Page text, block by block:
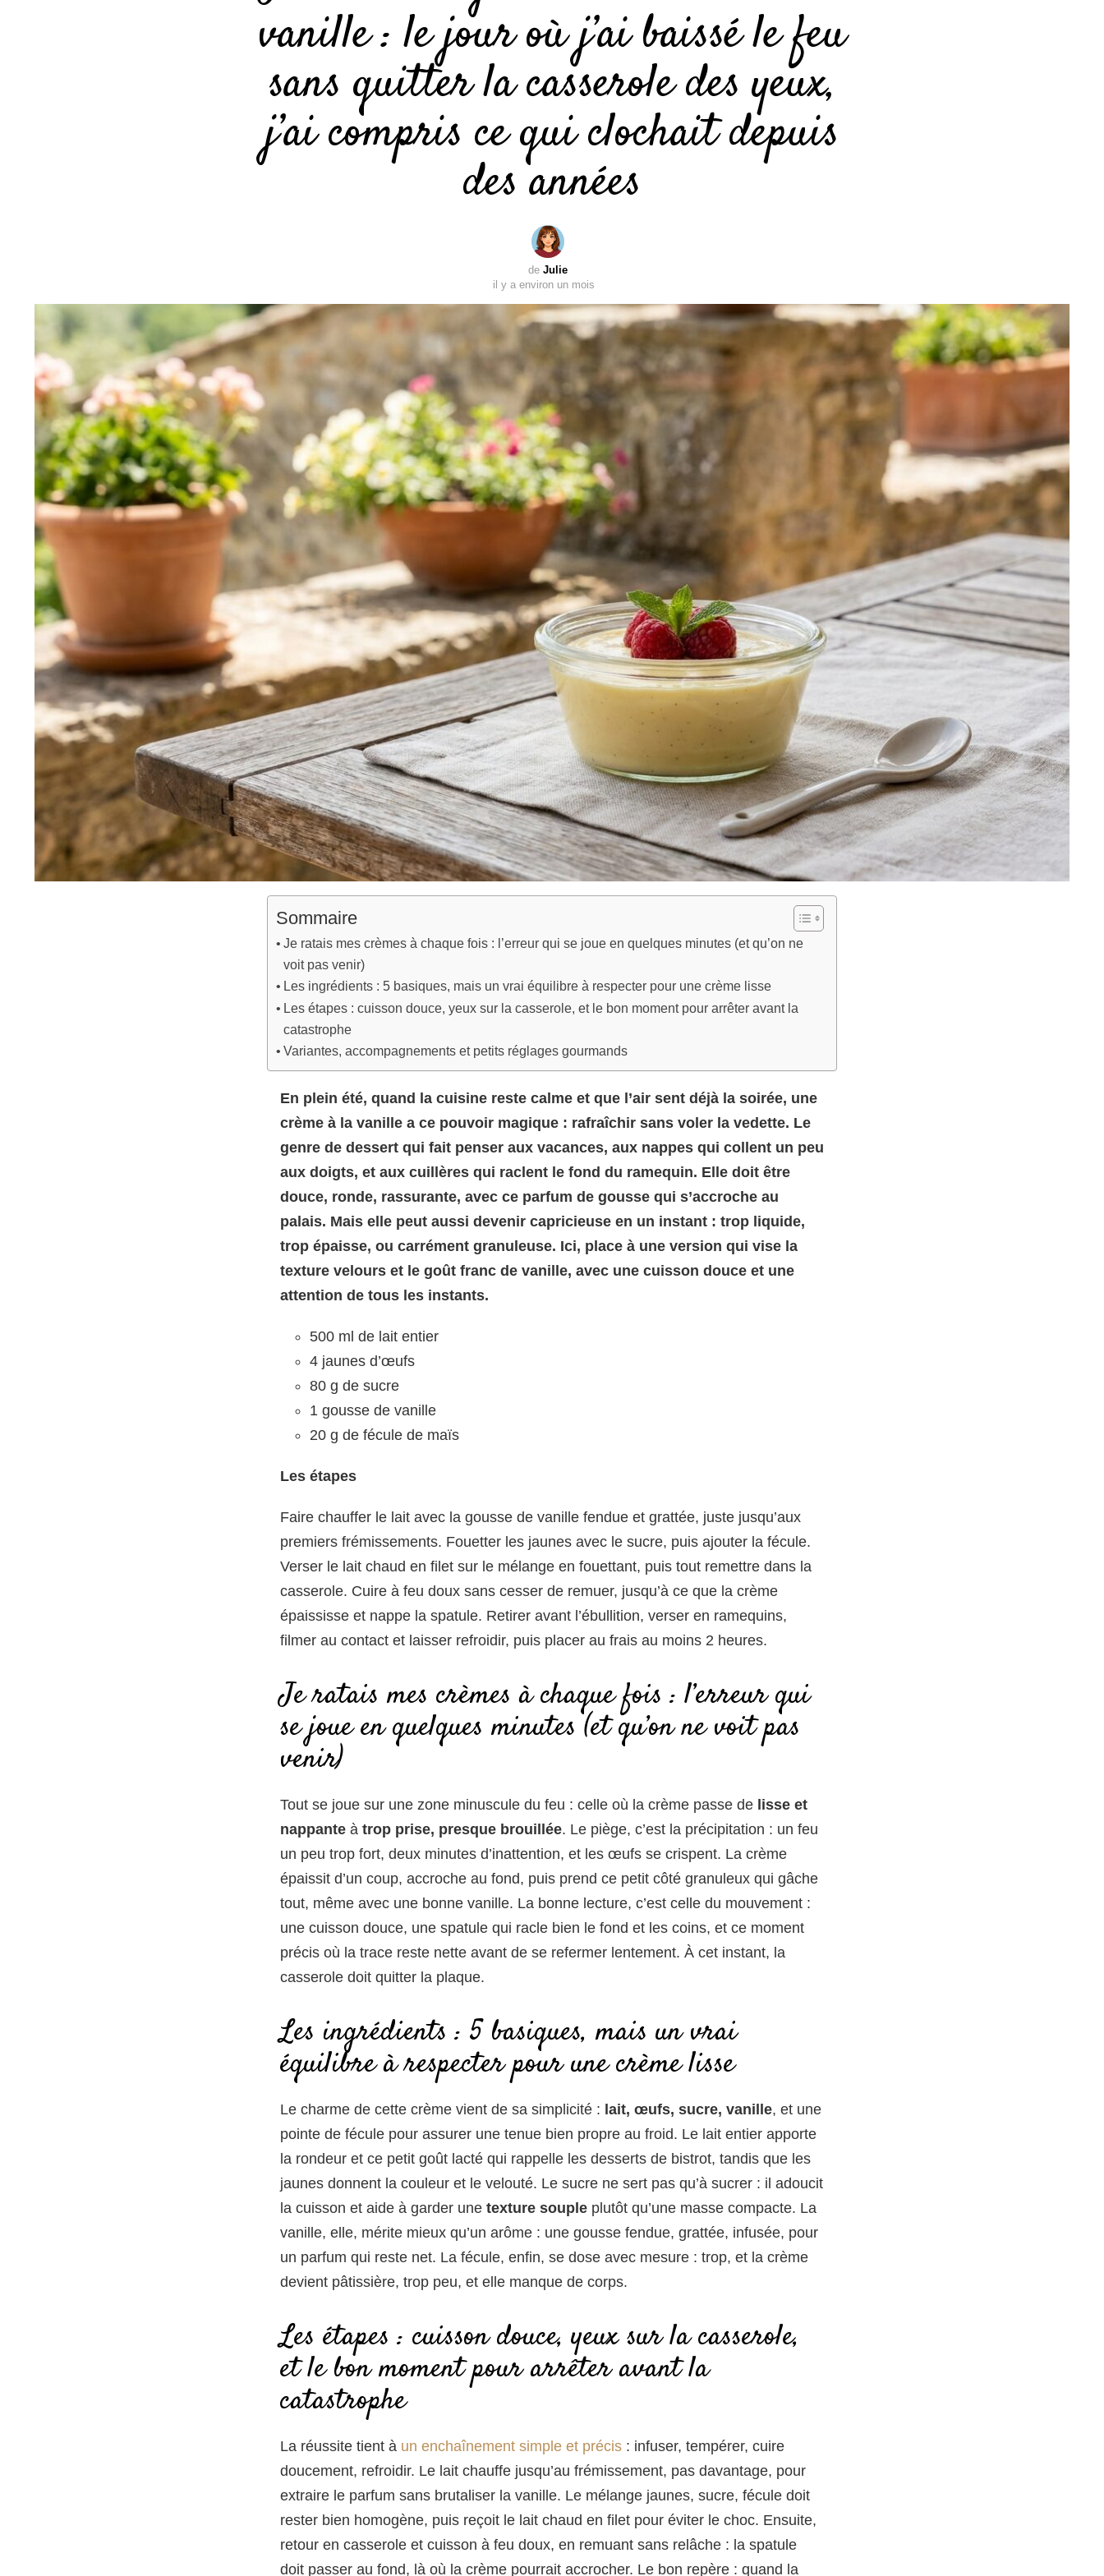
vanille : le jour où j’ai baissé le feu
sans quitter la casserole des yeux,
j’ai compris ce qui clochait depuis
des années
de Julie
il y a environ un mois
Sommaire
Je ratais mes crèmes à chaque fois : l’erreur qui se joue en quelques minutes (et qu’on ne
voit pas venir)
Les ingrédients : 5 basiques, mais un vrai équilibre à respecter pour une crème lisse
Les étapes : cuisson douce, yeux sur la casserole, et le bon moment pour arrêter avant la
catastrophe
Variantes, accompagnements et petits réglages gourmands
En plein été, quand la cuisine reste calme et que l’air sent déjà la soirée, une
crème à la vanille a ce pouvoir magique : rafraîchir sans voler la vedette. Le
genre de dessert qui fait penser aux vacances, aux nappes qui collent un peu
aux doigts, et aux cuillères qui raclent le fond du ramequin. Elle doit être
douce, ronde, rassurante, avec ce parfum de gousse qui s’accroche au
palais. Mais elle peut aussi devenir capricieuse en un instant : trop liquide,
trop épaisse, ou carrément granuleuse. Ici, place à une version qui vise la
texture velours et le goût franc de vanille, avec une cuisson douce et une
attention de tous les instants.
500 ml de lait entier
4 jaunes d’œufs
80 g de sucre
1 gousse de vanille
20 g de fécule de maïs
Les étapes
Faire chauffer le lait avec la gousse de vanille fendue et grattée, juste jusqu’aux
premiers frémissements. Fouetter les jaunes avec le sucre, puis ajouter la fécule.
Verser le lait chaud en filet sur le mélange en fouettant, puis tout remettre dans la
casserole. Cuire à feu doux sans cesser de remuer, jusqu’à ce que la crème
épaississe et nappe la spatule. Retirer avant l’ébullition, verser en ramequins,
filmer au contact et laisser refroidir, puis placer au frais au moins 2 heures.
Je ratais mes crèmes à chaque fois : l’erreur qui
se joue en quelques minutes (et qu’on ne voit pas
venir)
Tout se joue sur une zone minuscule du feu : celle où la crème passe de lisse et
nappante à trop prise, presque brouillée. Le piège, c’est la précipitation : un feu
un peu trop fort, deux minutes d’inattention, et les œufs se crispent. La crème
épaissit d’un coup, accroche au fond, puis prend ce petit côté granuleux qui gâche
tout, même avec une bonne vanille. La bonne lecture, c’est celle du mouvement :
une cuisson douce, une spatule qui racle bien le fond et les coins, et ce moment
précis où la trace reste nette avant de se refermer lentement. À cet instant, la
casserole doit quitter la plaque.
Les ingrédients : 5 basiques, mais un vrai
équilibre à respecter pour une crème lisse
Le charme de cette crème vient de sa simplicité : lait, œufs, sucre, vanille, et une
pointe de fécule pour assurer une tenue bien propre au froid. Le lait entier apporte
la rondeur et ce petit goût lacté qui rappelle les desserts de bistrot, tandis que les
jaunes donnent la couleur et le velouté. Le sucre ne sert pas qu’à sucrer : il adoucit
la cuisson et aide à garder une texture souple plutôt qu’une masse compacte. La
vanille, elle, mérite mieux qu’un arôme : une gousse fendue, grattée, infusée, pour
un parfum qui reste net. La fécule, enfin, se dose avec mesure : trop, et la crème
devient pâtissière, trop peu, et elle manque de corps.
Les étapes : cuisson douce, yeux sur la casserole,
et le bon moment pour arrêter avant la
catastrophe
La réussite tient à un enchaînement simple et précis : infuser, tempérer, cuire
doucement, refroidir. Le lait chauffe jusqu’au frémissement, pas davantage, pour
extraire le parfum sans brutaliser la vanille. Le mélange jaunes, sucre, fécule doit
rester bien homogène, puis reçoit le lait chaud en filet pour éviter le choc. Ensuite,
retour en casserole et cuisson à feu doux, en remuant sans relâche : la spatule
doit passer au fond, là où la crème pourrait accrocher. Le bon repère : quand la